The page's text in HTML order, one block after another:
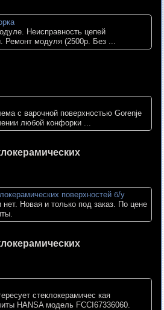
Неисправность цепей
Ремонт модуля (2500р. Без ...
с варочной поверхностью Gorenje
любой конфорки ...
поверхностей б/у
нет. Новая и только под заказ. По цене
стеклокерамичес кая
HANSA модель FCCI67336060.